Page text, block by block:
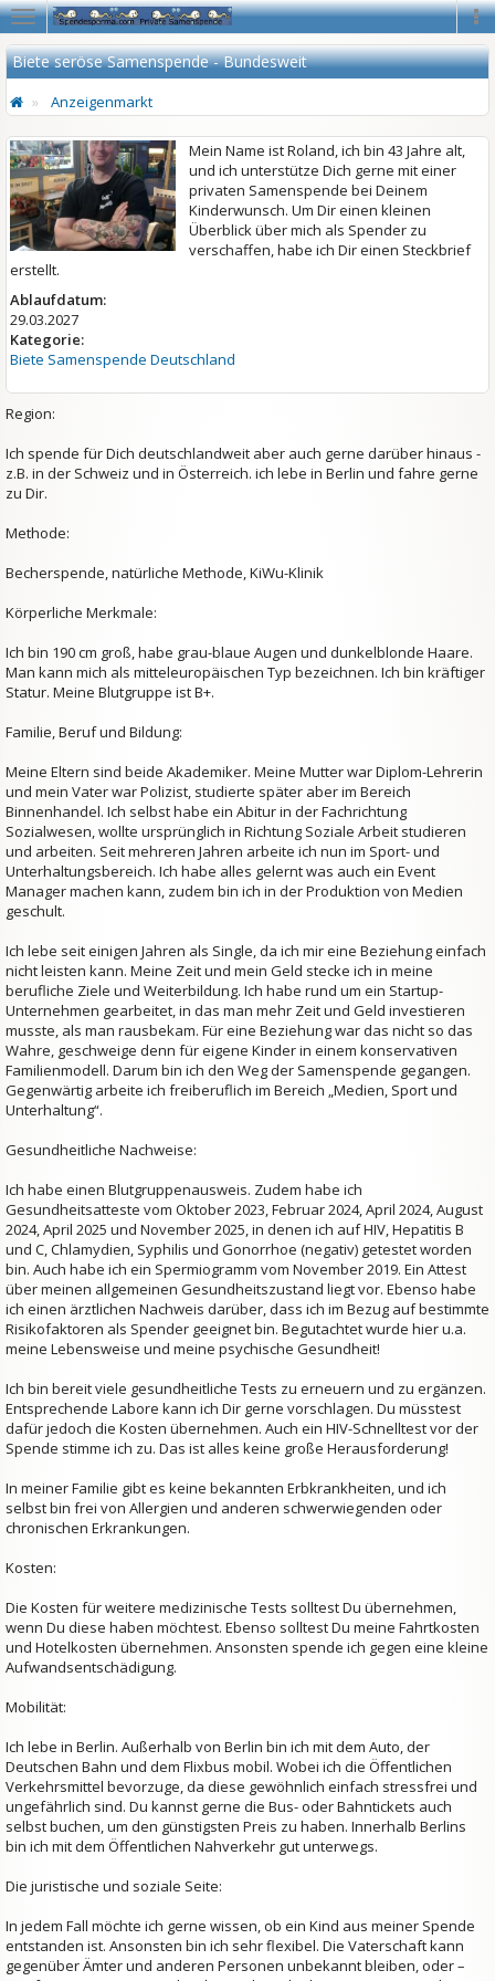
Navigation
Biete seröse Samenspende - Bundesweit
Anzeigenmarkt
Mein Name ist Roland, ich bin 43 Jahre alt,
und ich unterstütze Dich gerne mit einer
privaten Samenspende bei Deinem
Kinderwunsch. Um Dir einen kleinen
Überblick über mich als Spender zu
verschaffen, habe ich Dir einen Steckbrief
erstellt.
Ablaufdatum:
29.03.2027
Kategorie:
Biete Samenspende Deutschland
Region:
Ich spende für Dich deutschlandweit aber auch gerne darüber hinaus -
z.B. in der Schweiz und in Österreich. ich lebe in Berlin und fahre gerne
zu Dir.
Methode:
Becherspende, natürliche Methode, KiWu-Klinik
Körperliche Merkmale:
Ich bin 190 cm groß, habe grau-blaue Augen und dunkelblonde Haare.
Man kann mich als mitteleuropäischen Typ bezeichnen. Ich bin kräftiger
Statur. Meine Blutgruppe ist B+.
Familie, Beruf und Bildung:
Meine Eltern sind beide Akademiker. Meine Mutter war Diplom-Lehrerin
und mein Vater war Polizist, studierte später aber im Bereich
Binnenhandel. Ich selbst habe ein Abitur in der Fachrichtung
Sozialwesen, wollte ursprünglich in Richtung Soziale Arbeit studieren
und arbeiten. Seit mehreren Jahren arbeite ich nun im Sport- und
Unterhaltungsbereich. Ich habe alles gelernt was auch ein Event
Manager machen kann, zudem bin ich in der Produktion von Medien
geschult.
Ich lebe seit einigen Jahren als Single, da ich mir eine Beziehung einfach
nicht leisten kann. Meine Zeit und mein Geld stecke ich in meine
berufliche Ziele und Weiterbildung. Ich habe rund um ein Startup-
Unternehmen gearbeitet, in das man mehr Zeit und Geld investieren
musste, als man rausbekam. Für eine Beziehung war das nicht so das
Wahre, geschweige denn für eigene Kinder in einem konservativen
Familienmodell. Darum bin ich den Weg der Samenspende gegangen.
Gegenwärtig arbeite ich freiberuflich im Bereich „Medien, Sport und
Unterhaltung“.
Gesundheitliche Nachweise:
Ich habe einen Blutgruppenausweis. Zudem habe ich
Gesundheitsatteste vom Oktober 2023, Februar 2024, April 2024, August
2024, April 2025 und November 2025, in denen ich auf HIV, Hepatitis B
und C, Chlamydien, Syphilis und Gonorrhoe (negativ) getestet worden
bin. Auch habe ich ein Spermiogramm vom November 2019. Ein Attest
über meinen allgemeinen Gesundheitszustand liegt vor. Ebenso habe
ich einen ärztlichen Nachweis darüber, dass ich im Bezug auf bestimmte
Risikofaktoren als Spender geeignet bin. Begutachtet wurde hier u.a.
meine Lebensweise und meine psychische Gesundheit!
Ich bin bereit viele gesundheitliche Tests zu erneuern und zu ergänzen.
Entsprechende Labore kann ich Dir gerne vorschlagen. Du müsstest
dafür jedoch die Kosten übernehmen. Auch ein HIV-Schnelltest vor der
Spende stimme ich zu. Das ist alles keine große Herausforderung!
In meiner Familie gibt es keine bekannten Erbkrankheiten, und ich
selbst bin frei von Allergien und anderen schwerwiegenden oder
chronischen Erkrankungen.
Kosten:
Die Kosten für weitere medizinische Tests solltest Du übernehmen,
wenn Du diese haben möchtest. Ebenso solltest Du meine Fahrtkosten
und Hotelkosten übernehmen. Ansonsten spende ich gegen eine kleine
Aufwandsentschädigung.
Mobilität:
Ich lebe in Berlin. Außerhalb von Berlin bin ich mit dem Auto, der
Deutschen Bahn und dem Flixbus mobil. Wobei ich die Öffentlichen
Verkehrsmittel bevorzuge, da diese gewöhnlich einfach stressfrei und
ungefährlich sind. Du kannst gerne die Bus- oder Bahntickets auch
selbst buchen, um den günstigsten Preis zu haben. Innerhalb Berlins
bin ich mit dem Öffentlichen Nahverkehr gut unterwegs.
Die juristische und soziale Seite:
In jedem Fall möchte ich gerne wissen, ob ein Kind aus meiner Spende
entstanden ist. Ansonsten bin ich sehr flexibel. Die Vaterschaft kann
gegenüber Ämter und anderen Personen unbekannt bleiben, oder –